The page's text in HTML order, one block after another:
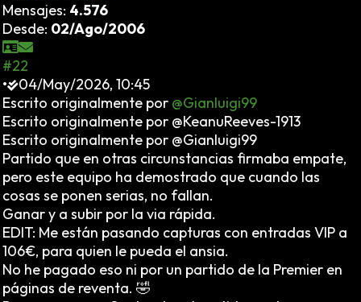
Mensajes: 4.576
Desde: 02/Ago/2006
#22
•
04/May/2026, 10:45
Escrito originalmente por @Gianluigi99
Escrito originalmente por @KeanuReeves-1913
Escrito originalmente por @Gianluigi99
Partido que en otras circunstancias firmaba empate,
pero este equipo ha demostrado que cuando las
cosas se ponen serias, no fallan.
Ganar y a subir por la via rápida.
EDIT: Me están pasando capturas con entradas VIP a
106€, para quien le pueda el ansia.
No he pagado eso ni por un partido de la Premier en
páginas de reventa. 🤣